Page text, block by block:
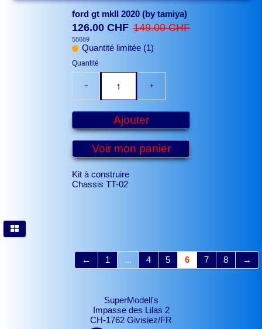
ford gt mkII 2020 (by tamiya)
126.00 CHF 149.00 CHF
58689
Quantité limitée (1)
Quantité
− +
Ajouter
Voir mon panier
Kit à construire
Chassis TT-02
← 1 ... 4 5 6 7 8 →
SuperModell's
Impasse des Lilas 2
CH-1762 Givisiez/FR